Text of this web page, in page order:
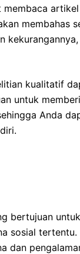
membaca
membahas
kualitatif
untuk
Anda
bertujuan
sosial
dan